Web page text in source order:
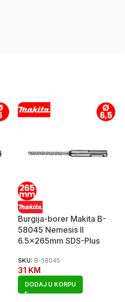
Burgija-borer Makita B-
58045 Nemesis II
6.5x265mm SDS-Plus
SKU: B-58045
31 KM
DODAJ U KORPU